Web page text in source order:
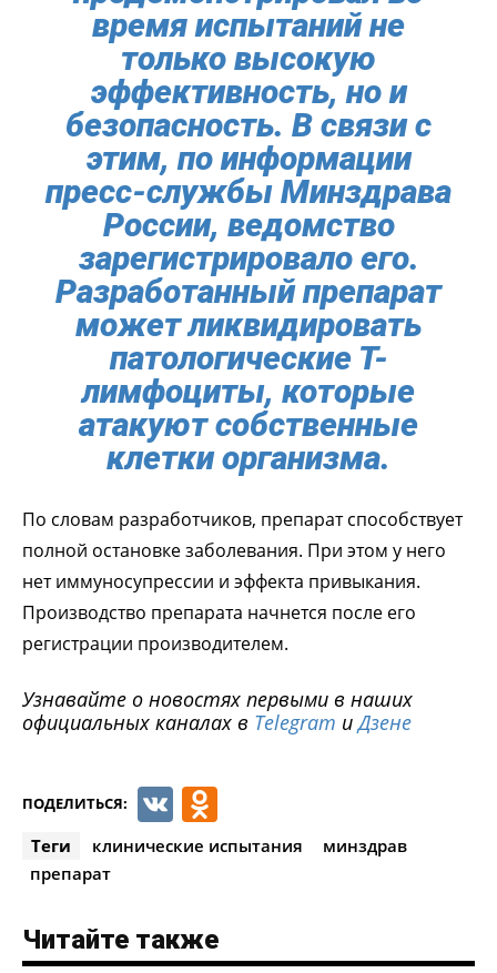
время испытаний не
только высокую
эффективность, но и
безопасность. В связи с
этим, по информации
пресс-службы Минздрава
России, ведомство
зарегистрировало его.
Разработанный препарат
может ликвидировать
патологические Т-
лимфоциты, которые
атакуют собственные
клетки организма.
По словам разработчиков, препарат способствует
полной остановке заболевания. При этом у него
нет иммуносупрессии и эффекта привыкания.
Производство препарата начнется после его
регистрации производителем.
Узнавайте о новостях первыми в наших
официальных каналах в Telegram иДзене
ПОДЕЛИТЬСЯ: VK
Теги клинические испытания
минздрав
препарат
Читайте также